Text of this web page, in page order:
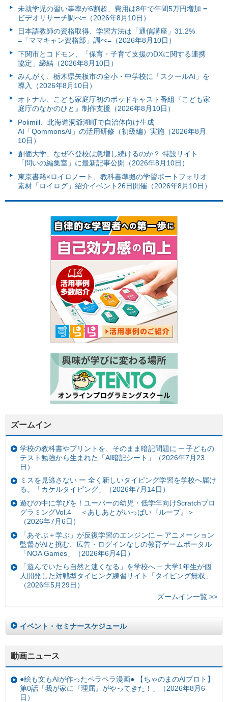
未就学児の習い事率が6割超、費用は8年で年間5万円増加 =
ビデオリサーチ調べ=（2026年8月10日）
日本語教師の資格取得、学習方法は「通信講座」31.2%
=「ママキャン資格部」調べ=（2026年8月10日）
下関市とコドモン、「保育・子育て支援のDXに関する連携
協定」締結（2026年8月10日）
みんがく、栃木県矢板市の全小・中学校に「スクールAI」を
導入（2026年8月10日）
オトナル、こども家庭庁初のポッドキャスト番組『こども家
庭庁のなかのひと』制作支援（2026年8月10日）
Polimill、北海道洞爺湖町で自治体向け生成
AI「QommonsAI」の活用研修（初級編）実施（2026年8月
10日）
創価大学、なぜ不登校は急増し続けるのか？ 特設サイト
「問いの編集室」に最新記事公開（2026年8月10日）
東京書籍×ロイロノート、教科書準拠の学習ポートフォリオ
素材「ロイログ」紹介イベント26日開催（2026年8月10日）
ズームイン
学校の教科書やプリントを、そのまま暗記問題に ─ 子どもの
テスト勉強から生まれた「AI暗記シート」（2026年7月23
日）
ミスを見逃さない ー 全く新しいタイピング学習を学校へ届け
る。「カケルタイピング」（2026年7月14日）
遊びの中に学びを！ユーバーの幼児・低学年向けScratchプロ
グラミングVol.4 ＜あしあとがいっぱい『ループ』＞
（2026年7月6日）
「あそぶ＋学ぶ」が反復学習のエンジンに ─ アニメーション
監督がAIと挑む、広告・ログインなしの教育ゲームポータル
「NOA Games」（2026年6月4日）
「遊んでいたら自然と速くなる」を学校へ ─ 大学1年生が個
人開発した対戦型タイピング練習サイト「タイピング無双」
（2026年5月29日）
ズームイン一覧 >>
イベント・セミナースケジュール
動画ニュース
●絵も文もAIが作ったペラペラ漫画● 【ちゃのまのAIプロト】
第0話「我が家に『理屈』がやってきた！」（2026年8月6
日）